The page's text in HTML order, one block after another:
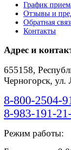
График
Отзывы и
Обратная
Контакты
Адрес и
655158,
Черногорск, ул.
8-800-2504-
8-983-191-
Режим работы: